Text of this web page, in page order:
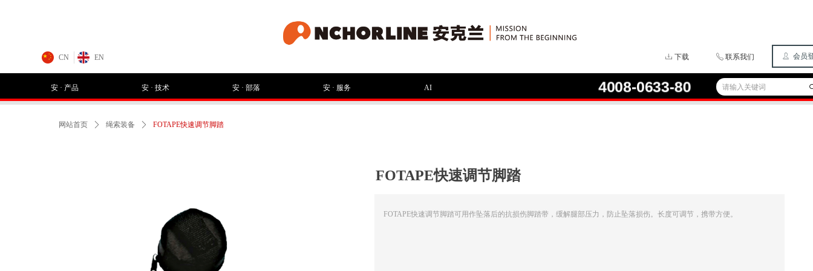
安 · 产品 安 · 技术 安 · 部落 安 · 服务 AI 📞4008-0633-80
CN EN ꄔ 下载 ꂅ 联系我们 ꄑ 会员
网站首页 ꄲ 绳索装备 ꄲ FOTAPE快速调节脚踏
FOTAPE快速调节脚踏
FOTAPE快速调节脚踏可用作坠落后的抗损伤脚踏带，缓解腿部压力，防止坠落损伤。长度可调节，携带方便。